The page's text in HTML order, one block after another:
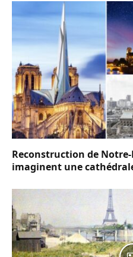
Reconstruction de
imaginent une